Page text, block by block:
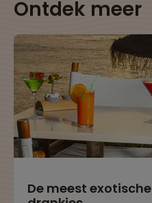
Ontdek meer
De meest exotische